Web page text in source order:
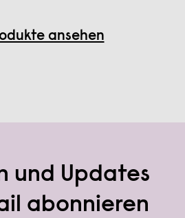
ansehen
und Updates
abonnieren